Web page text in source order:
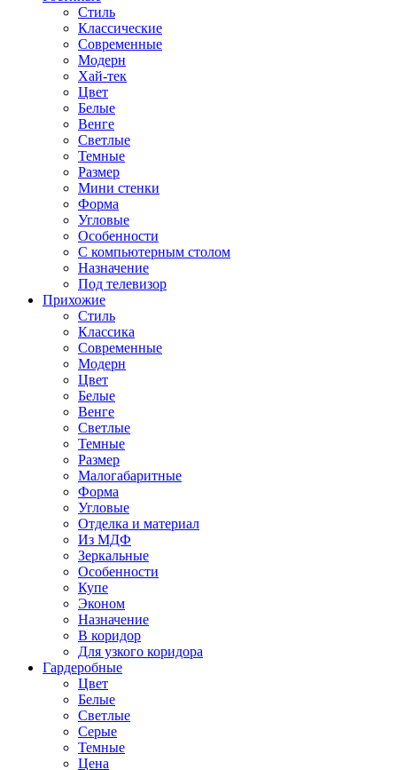
Стиль
Классические
Современные
Модерн
Хай-тек
Цвет
Белые
Венге
Светлые
Темные
Размер
Мини стенки
Форма
Угловые
Особенности
С компьютерным столом
Назначение
Под телевизор
Прихожие
Стиль
Классика
Современные
Модерн
Цвет
Белые
Венге
Светлые
Темные
Размер
Малогабаритные
Форма
Угловые
Отделка и материал
Из МДФ
Зеркальные
Особенности
Купе
Эконом
Назначение
В коридор
Для узкого коридора
Гардеробные
Цвет
Белые
Светлые
Серые
Темные
Цена